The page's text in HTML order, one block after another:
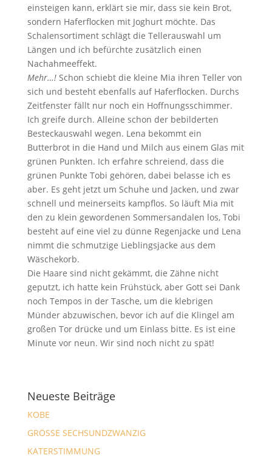
einsteigen kann, erklärt sie mir, dass sie kein Brot,
sondern Haferflocken mit Joghurt möchte. Das
Schalensortiment schlägt die Tellerauswahl um
Längen und ich befürchte zusätzlich einen
Nachahmeeffekt.
Mehr…!Schon schiebt die kleine Mia ihren Teller von
sich und besteht ebenfalls auf Haferflocken. Durchs
Zeitfenster fällt nur noch ein Hoffnungsschimmer.
Ich greife durch. Alleine schon der bebilderten
Besteckauswahl wegen. Lena bekommt ein
Butterbrot in die Hand und Milch aus einem Glas mit
grünen Punkten. Ich erfahre schreiend, dass die
grünen Punkte Tobi gehören, dabei belasse ich es
aber. Es geht jetzt um Schuhe und Jacken, und zwar
schnell und meinerseits kampflos. So läuft Mia mit
den zu klein gewordenen Sommersandalen los, Tobi
besteht auf eine viel zu dünne Regenjacke und Lena
nimmt die schmutzige Lieblingsjacke aus dem
Wäschekorb.
Die Haare sind nicht gekämmt, die Zähne nicht
geputzt, ich hatte kein Frühstück, aber Gott sei Dank
noch Tempos in der Tasche, um die klebrigen
Münder abzuwischen, bevor ich auf die Klingel am
großen Tor drücke und um Einlass bitte. Es ist eine
Minute vor neun. Wir sind noch nicht zu spät!
Neueste Beiträge
KOBE
GRÖSSE SECHSUNDZWANZIG
KATERSTIMMUNG